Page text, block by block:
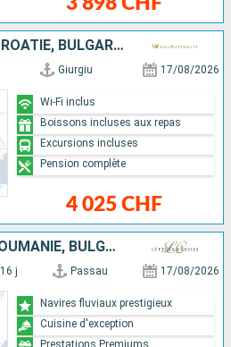
ROUMANIE, HONGRIE, CROATIE, BULGARIE, SERBIE
Giurgiu 17/08/2026
4 025 CHF
Wi-Fi inclus
Boissons incluses aux repas
Excursions incluses
Pension complète
ALLEMAGNE, SERBIE, ROUMANIE, BULGARIE, CROATIE, HONGRIE, SLOVAQUIE, AUTRICHE
16 j Passau 17/08/2026
Navires fluviaux prestigieux
Cuisine d'exception
Prestations Premiums